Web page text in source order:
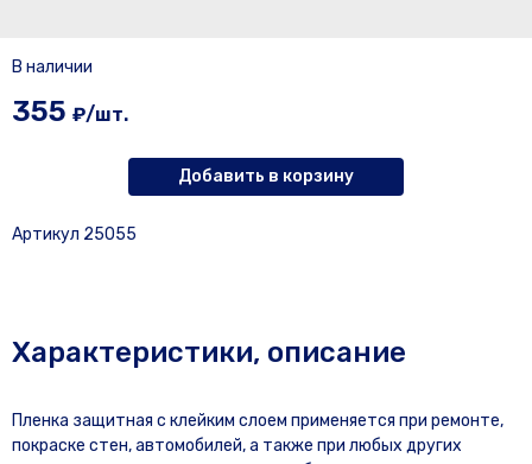
В наличии
355 ₽/шт.
Добавить в корзину
Артикул 25055
Характеристики, описание
Пленка защитная с клейким слоем применяется при ремонте,
покраске стен, автомобилей, а также при любых других